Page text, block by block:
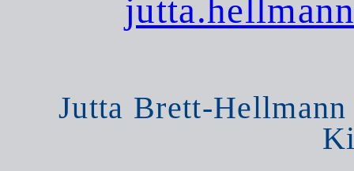
Jutta Brett-